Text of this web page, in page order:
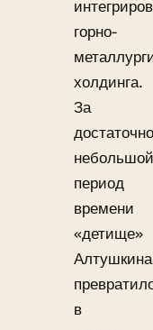
горно-
холдинга.
За
достаточно
небольшой
период
времени
«детище»
Алтушкина
в